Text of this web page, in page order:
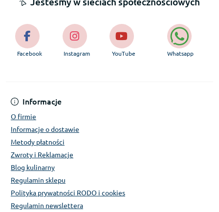
Informacje
O firmie
Informacje o dostawie
Metody płatności
Zwroty i Reklamacje
Blog kulinarny
Regulamin sklepu
Polityka prywatności RODO i cookies
Regulamin newslettera
Facebook Instagram YouTube Whatsapp